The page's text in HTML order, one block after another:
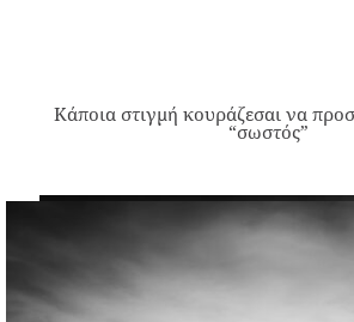
Κάποια στιγμή κουράζεσαι να
“σωστός”